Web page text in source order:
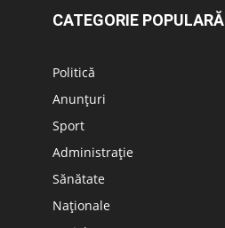
CATEGORIE POPULARĂ
Politică
Anunțuri
Sport
Administrație
Sănătate
Naționale